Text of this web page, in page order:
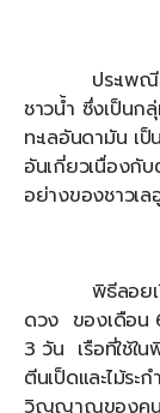
ประเพณีลอย
ชาวน้ำ ซึ่งเป็นก
ทะเลอันดามัน เ
อันเกี่ยวเนื่องกั
อย่างของชาวเล
พิธีลอยเรือ
ดวง ของเดือน
3 วัน เรือที่ใช้ใ
ตีนเป็ดและไม้ร
วิญญาณของคน